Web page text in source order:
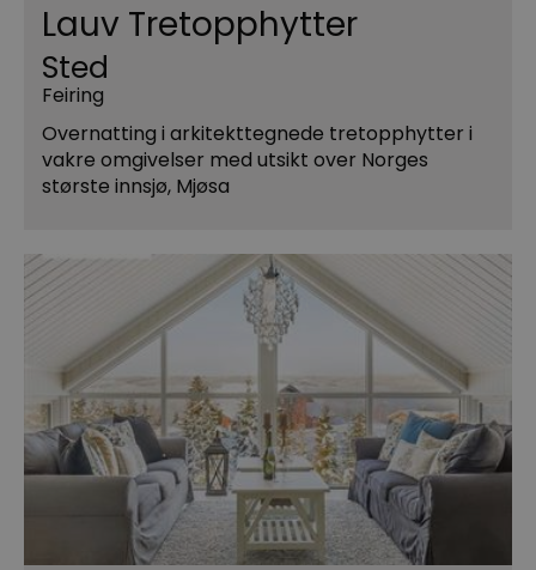
Lauv Tretopphytter
Sted
Feiring
Overnatting i arkitekttegnede tretopphytter i
vakre omgivelser med utsikt over Norges
største innsjø, Mjøsa